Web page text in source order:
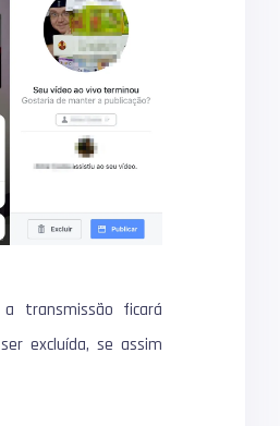
transmissão ficará
excluída, se assim